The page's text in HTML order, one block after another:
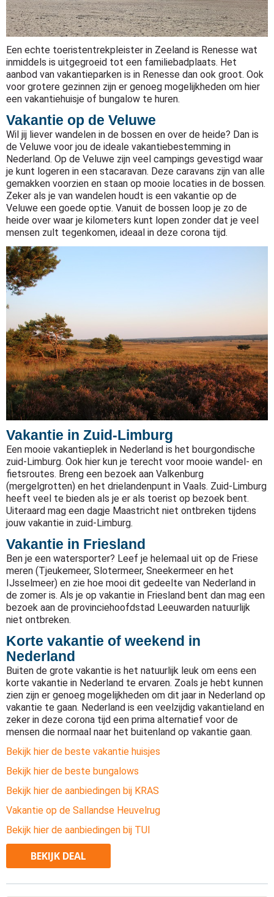
Een echte toeristentrekpleister in Zeeland is Renesse wat
inmiddels is uitgegroeid tot een familiebadplaats. Het
aanbod van vakantieparken is in Renesse dan ook groot. Ook
voor grotere gezinnen zijn er genoeg mogelijkheden om hier
een vakantiehuisje of bungalow te huren.
Vakantie op de Veluwe
Wil jij liever wandelen in de bossen en over de heide? Dan is
de Veluwe voor jou de ideale vakantiebestemming in
Nederland. Op de Veluwe zijn veel campings gevestigd waar
je kunt logeren in een stacaravan. Deze caravans zijn van alle
gemakken voorzien en staan op mooie locaties in de bossen.
Zeker als je van wandelen houdt is een vakantie op de
Veluwe een goede optie. Vanuit de bossen loop je zo de
heide over waar je kilometers kunt lopen zonder dat je veel
mensen zult tegenkomen, ideaal in deze corona tijd.
Vakantie in Zuid-Limburg
Een mooie vakantieplek in Nederland is het bourgondische
zuid-Limburg. Ook hier kun je terecht voor mooie wandel- en
fietsroutes. Breng een bezoek aan Valkenburg
(mergelgrotten) en het drielandenpunt in Vaals. Zuid-Limburg
heeft veel te bieden als je er als toerist op bezoek bent.
Uiteraard mag een dagje Maastricht niet ontbreken tijdens
jouw vakantie in zuid-Limburg.
Vakantie in Friesland
Ben je een watersporter? Leef je helemaal uit op de Friese
meren (Tjeukemeer, Slotermeer, Sneekermeer en het
IJsselmeer) en zie hoe mooi dit gedeelte van Nederland in
de zomer is. Als je op vakantie in Friesland bent dan mag een
bezoek aan de provinciehoofdstad Leeuwarden natuurlijk
niet ontbreken.
Korte vakantie of weekend in
Nederland
Buiten de grote vakantie is het natuurlijk leuk om eens een
korte vakantie in Nederland te ervaren. Zoals je hebt kunnen
zien zijn er genoeg mogelijkheden om dit jaar in Nederland op
vakantie te gaan. Nederland is een veelzijdig vakantieland en
zeker in deze corona tijd een prima alternatief voor de
mensen die normaal naar het buitenland op vakantie gaan.
Bekijk hier de beste vakantie huisjes
Bekijk hier de beste bungalows
Bekijk hier de aanbiedingen bij KRAS
Vakantie op de Sallandse Heuvelrug
Bekijk hier de aanbiedingen bij TUI
BEKIJK DEAL